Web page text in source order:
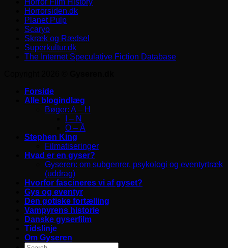
Horror Film History
Horrorsiden.dk
Planet Pulp
Scaryo
Skræk og Rædsel
Superkultur.dk
The Internet Speculative Fiction Database
Forside
Alle blogindlæg
Bøger: A – H
I – N
O – Å
Stephen King
Filmatiseringer
Hvad er en gyser?
Gyseren: om subgenrer, psykologi og eventyrtræk
(uddrag)
Hvorfor fascineres vi af gyset?
Gys og eventyr
Den gotiske fortælling
Vampyrens historie
Danske gyserfilm
Tidslinje
Om Gyseren